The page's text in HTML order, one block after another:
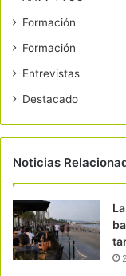
Formación
Formación
Entrevistas
Destacado
Noticias